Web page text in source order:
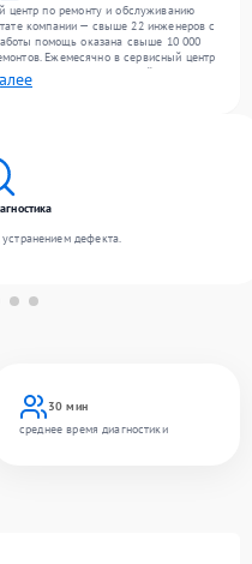
центр по ремонту и обслуживанию
компании — свыше 22 инженеров с
помощь оказана свыше 10 000
Ежемесячно в сервисный центр
устраняем поломки любой сложности
использованию современного
30 мин
среднее время диагностики
дефекта.